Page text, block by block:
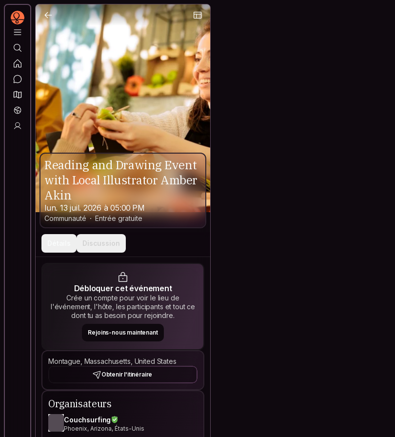
Reading and Drawing Event
with Local Illustrator Amber
Akin
lun. 13 juil. 2026 à 05:00 PM
Communauté Entrée gratuite
Discussion
Débloquer cet événement
Crée un compte pour voir le lieu de
l'événement, l'hôte, les participants et tout ce
dont tu as besoin pour rejoindre.
Rejoins-nous maintenant
Montague, Massachusetts, United States
Obtenir l'itinéraire
Organisateurs
Couchsurfing
Phoenix, Arizona, États-Unis